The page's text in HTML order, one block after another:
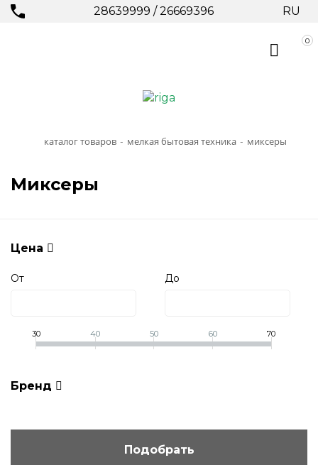
28639999 /26669396 RU
0
каталог товаров - мелкая бытовая техника - миксеры
Миксеры
Цена
От До
30 40 50 60 70
Бренд